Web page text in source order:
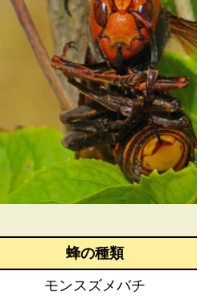
蜂の種類
モンスズメバチ